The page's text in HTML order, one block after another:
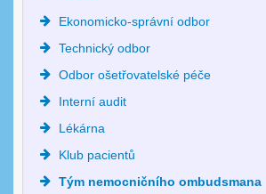
Ekonomicko-správní odbor
Technický odbor
Odbor ošetřovatelské péče
Interní audit
Lékárna
Klub pacientů
Tým nemocničního ombudsmana